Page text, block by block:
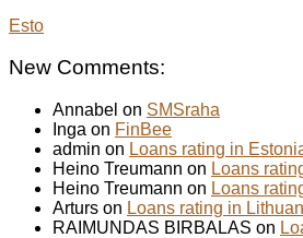
Esto
New Comments:
Annabel on SMSraha
Inga on FinBee
admin on Loans rating in
Heino Treumann on Loans
Heino Treumann on Loans
Arturs on Loans rating in
RAIMUNDAS BIRBALAS on